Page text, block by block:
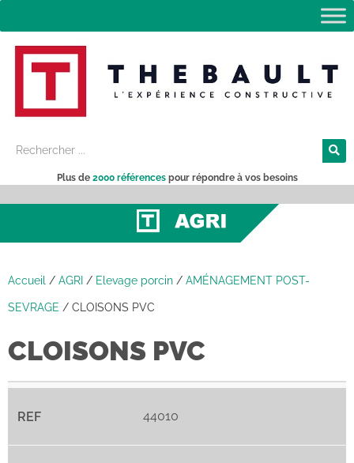
Plus de 2000 référencespour répondre à vos besoins
Accueil / AGRI / Elevage porcin / AMÉNAGEMENT POST-
SEVRAGE / CLOISONS PVC
CLOISONS PVC
44010